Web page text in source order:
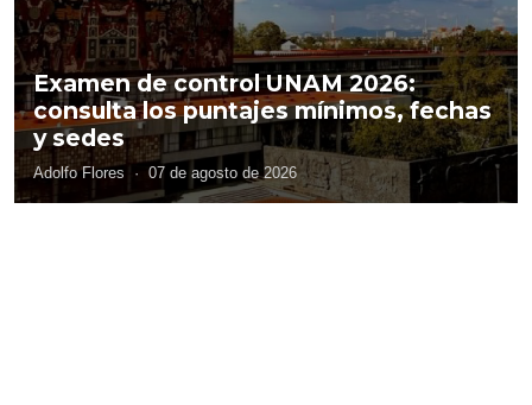
Examen de control UNAM 2026:
consulta los puntajes mínimos, fechas
y sedes
Adolfo Flores · 07 de agosto de 2026